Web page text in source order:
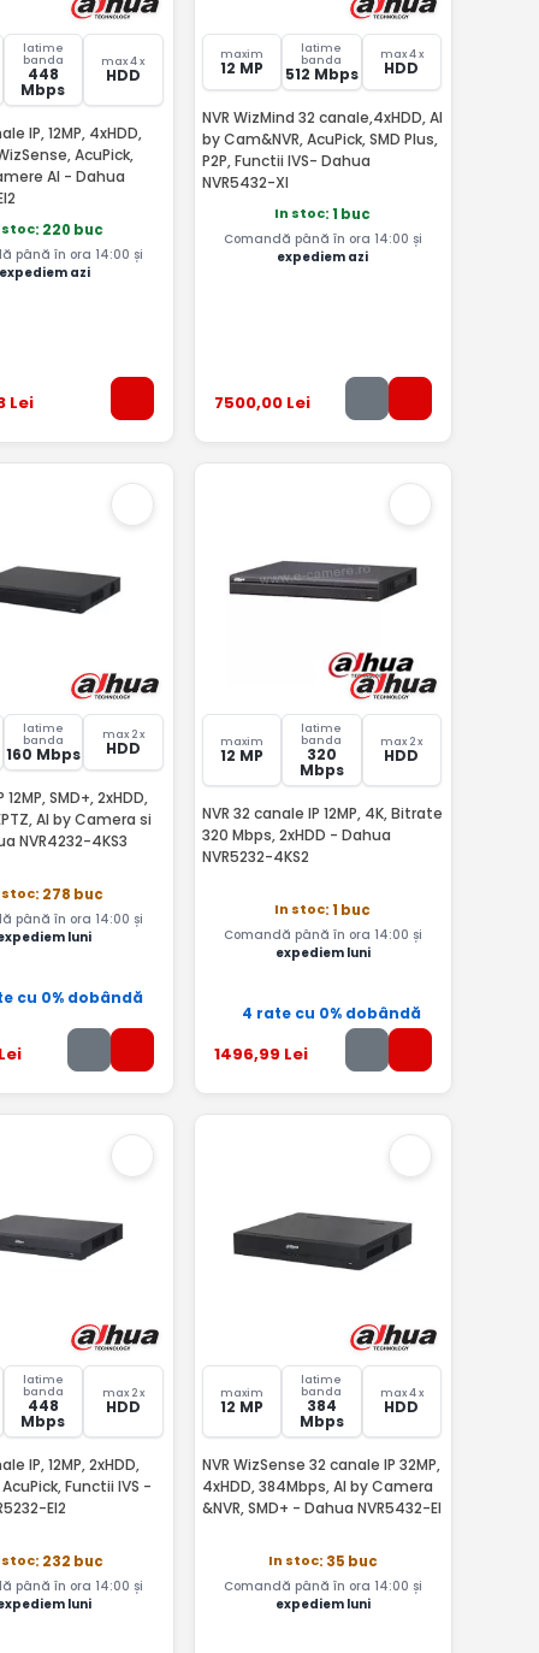
latime
banda
448
Mbps
max 4 x
HDD
IP, 12MP, 4xHDD,
AcuPick,
AI - Dahua
stoc: 220 buc
până în ora 14:00 și
expediem azi
Lei
maxim
12 MP
latime
banda
512 Mbps
max 4 x
HDD
NVR WizMind 32 canale,4xHDD, AI
by Cam&NVR, AcuPick, SMD Plus,
P2P, Functii IVS- Dahua
NVR5432-XI
In stoc: 1 buc
Comandă până în ora 14:00 și
expediem azi
7500,00Lei
latime
banda
160 Mbps
max 2 x
HDD
12MP, SMD+, 2xHDD,
AI by Camera si
NVR4232-4KS3
stoc: 278 buc
până în ora 14:00 și
luni
cu 0% dobândă
Lei
maxim
12 MP
latime
banda
320
Mbps
max 2 x
HDD
NVR 32 canale IP 12MP, 4K, Bitrate
320 Mbps, 2xHDD - Dahua
NVR5232-4KS2
In stoc: 1 buc
Comandă până în ora 14:00 și
expediem luni
4 rate cu 0% dobândă
1496,99 Lei
latime
banda
448
Mbps
max 2 x
HDD
IP, 12MP, 2xHDD,
Functii IVS -
EI2
stoc: 232 buc
până în ora 14:00 și
luni
maxim
12 MP
latime
banda
384
Mbps
max 4 x
HDD
NVR WizSense 32 canale IP 32MP,
4xHDD, 384Mbps, AI by Camera
&NVR, SMD+ - Dahua NVR5432-EI
In stoc: 35 buc
Comandă până în ora 14:00 și
expediem luni